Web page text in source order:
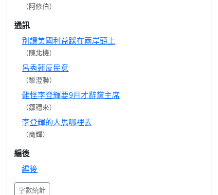
（阿修伯）
通訊
別讓美國利益踩在兩岸頭上
（陳北機）
呂秀蓮反民意
（黎澄聯）
難怪李登輝要9月才辭黨主席
（鄒穗來）
李登輝的人馬哪裡去
（商輝）
編後
編後
字數統計